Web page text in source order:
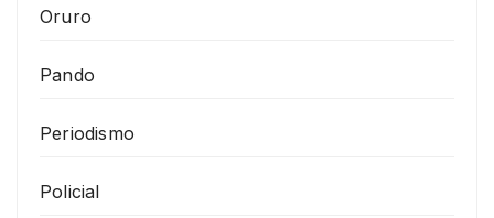
Oruro
Pando
Periodismo
Policial